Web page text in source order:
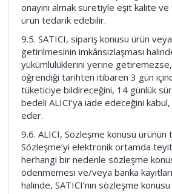
onayını almak suretiyle eşit kalite
ürün tedarik edebilir.
9.5. SATICI, sipariş konusu ürün
getirilmesinin imkânsızlaşması
yükümlülüklerini yerine
öğrendiği tarihten itibaren 3 gün
tüketiciye bildireceğini, 14 günlük
bedeli ALICI’ya iade edeceğini
eder.
9.6. ALICI, Sözleşme konusu ürünün
Sözleşme’yi elektronik ortamda
herhangi bir nedenle sözleşme
ödenmemesi ve/veya banka
halinde, SATICI’nın sözleşme